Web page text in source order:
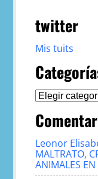
twitter
Mis tuits
Categorías
Leonor
MALTRATO,
ANIMALES